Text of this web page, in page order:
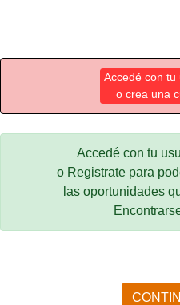
Accedé con tu
o crea una
Accedé con tu
o Registrate para
las oportunidades